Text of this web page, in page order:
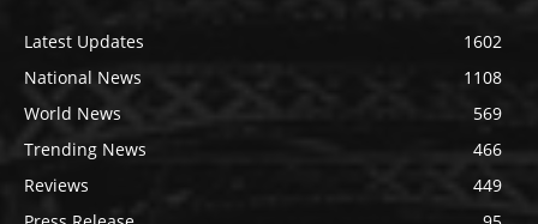
Latest Updates
1602
National News
1108
World News
569
Trending News
466
Reviews
449